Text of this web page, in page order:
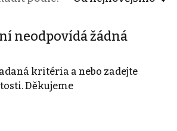
neodpovídá žádná
kritéria a nebo zadejte
Děkujeme